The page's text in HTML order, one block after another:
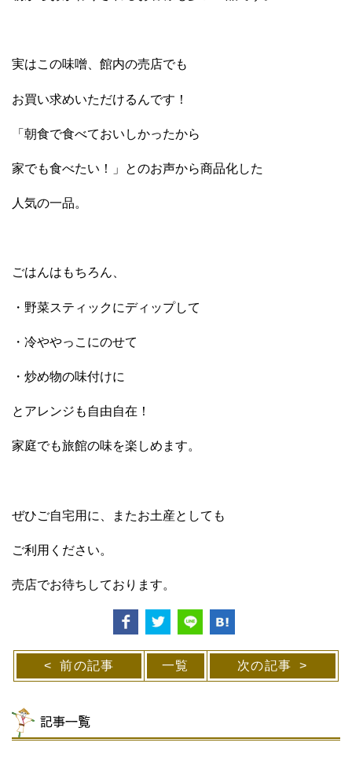
実はこの味噌、館内の売店でも
お買い求めいただけるんです！
「朝食で食べておいしかったから
家でも食べたい！」とのお声から商品化した
人気の一品。
ごはんはもちろん、
・野菜スティックにディップして
・冷ややっこにのせて
・炒め物の味付けに
とアレンジも自由自在！
家庭でも旅館の味を楽しめます。
ぜひご自宅用に、またお土産としても
ご利用ください。
売店でお待ちしております。
前の記事 一覧 次の記事
記事一覧